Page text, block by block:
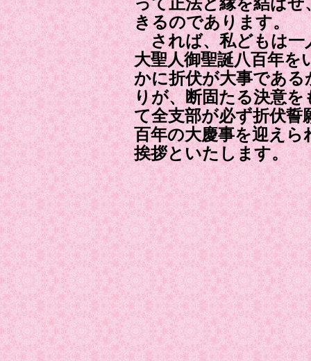
きるのであります。
されば、私どもは一
大聖人御聖誕八百年を
かに折伏が大事であ
りが、断固たる決意
て全支部が必ず折伏誓
百年の大慶事を迎え
挨拶といたします。